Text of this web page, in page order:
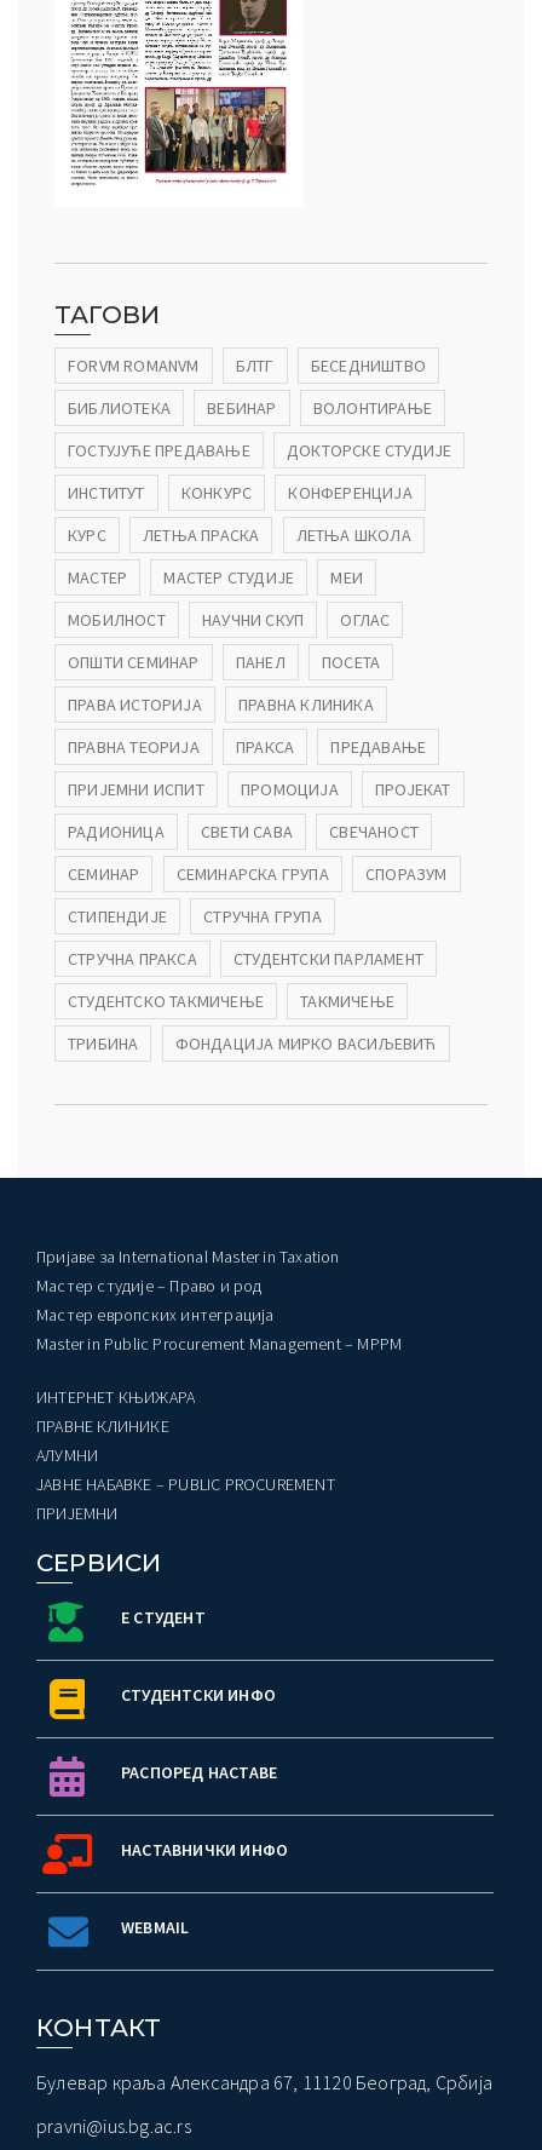
ТАГОВИ
FORVM ROMANVM БЛТГ
БЕСЕДНИШТВО
БИБЛИОТЕКА
ВЕБИНАР
ВОЛОНТИРАЊЕ
ГОСТУЈУЋЕ ПРЕДАВАЊЕ
ДОКТОРСКЕ СТУДИЈЕ
ИНСТИТУТ
КОНКУРС
КОНФЕРЕНЦИЈА
КУРС
ЛЕТЊА ПРАСКА
ЛЕТЊА ШКОЛА
МАСТЕР
МАСТЕР СТУДИЈЕ
МЕИ
МОБИЛНОСТ
НАУЧНИ СКУП
ОГЛАС
ОПШТИ СЕМИНАР
ПАНЕЛ
ПОСЕТА
ПРАВА ИСТОРИЈА
ПРАВНА КЛИНИКА
ПРАВНА ТЕОРИЈА
ПРАКСА
ПРЕДАВАЊЕ
ПРИЈЕМНИ ИСПИТ
ПРОМОЦИЈА
ПРОЈЕКАТ
РАДИОНИЦА
СВЕТИ САВА
СВЕЧАНОСТ
СЕМИНАР
СЕМИНАРСКА ГРУПА
СПОРАЗУМ
СТИПЕНДИЈЕ
СТРУЧНА ГРУПА
СТРУЧНА ПРАКСА
СТУДЕНТСКИ ПАРЛАМЕНТ
СТУДЕНТСКО ТАКМИЧЕЊЕ
ТАКМИЧЕЊЕ
ТРИБИНА
ФОНДАЦИЈА МИРКО ВАСИЉЕВИЋ
Пријаве за International Master in Taxation
Мастер студије – Право и род
Мастер европских интеграција
Master in Public Procurement Management – MPPM
ИНТЕРНЕТ КЊИЖАРА
ПРАВНЕ КЛИНИКЕ
AЛУМНИ
ЈАВНЕ НАБАВКЕ – PUBLIC PROCUREMENT
ПРИЈЕМНИ
СЕРВИСИ
Е СТУДЕНТ
СТУДЕНТСКИ ИНФО
РАСПОРЕД НАСТАВЕ
НАСТАВНИЧКИ ИНФО
WEBMAIL
КОНТАКТ
Булевар краља Александра 67, 11120 Београд, Србија
pravni@ius.bg.ac.rs